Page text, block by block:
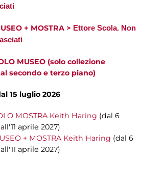
+ MOSTRA > Ettore Scola. Non
MUSEO (solo collezione
secondo e terzo piano)
15 luglio 2026
MOSTRA Keith Haring (dal 6
aprile 2027)
+ MOSTRA Keith Haring (dal 6
aprile 2027)